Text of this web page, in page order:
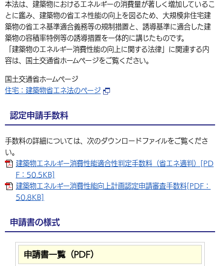
組織案内
選挙 外国人の方向け情報
相談・支援・情報 計画・施策
遊ぶ・体験する グルメ・食べる
買う・おみやげ 四季のイベント・祭り
移住・定住
中津市について 市役所の紹介
地方創生・地域活性化 広報・広聴
行政・計画
本法は、建築物におけるエネルギーの消費量が著しく増加しているこ
とに鑑み、建築物の省エネ性能の向上を図るため、大規模非住宅建
築物の省エネ基準適合義務等の規制措置と、誘導基準に適合した建
築物の容積率特例等の誘導措置を一体的に講じたものです。
「建築物のエネルギー消費性能の向上に関する法律」に関連する内
容は、国土交通省ホームページをご覧ください。
国土交通省ホームページ
住宅：建築物省エネ法のページ
認定申請手数料
手数料の詳細については、次のダウンロードファイルをご覧くださ
い。
建築物エネルギー消費性能適合性判定手数料（省エネ適判）[PD
F：50.5KB]
建築物エネルギー消費性能向上計画認定申請審査手数料[PDF：
50.8KB]
申請書の様式
申請書一覧（PDF）